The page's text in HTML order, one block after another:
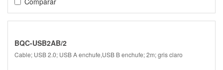
BQC-USB2AB/2
Cable; USB 2.0; USB A enchufe,USB B enchufe; 2m; gris claro